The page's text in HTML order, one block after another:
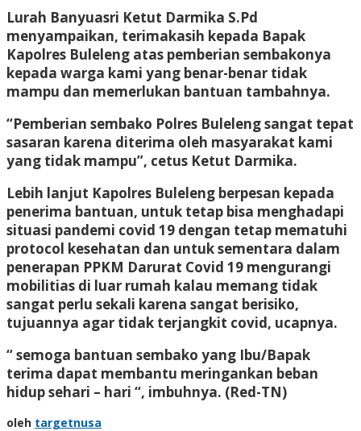
Lurah Banyuasri Ketut Darmika S.Pd
menyampaikan, terimakasih kepada Bapak
Kapolres Buleleng atas pemberian sembakonya
kepada warga kami yang benar-benar tidak
mampu dan memerlukan bantuan tambahnya.
“Pemberian sembako Polres Buleleng sangat tepat
sasaran karena diterima oleh masyarakat kami
yang tidak mampu”, cetus Ketut Darmika.
Lebih lanjut Kapolres Buleleng berpesan kepada
penerima bantuan, untuk tetap bisa menghadapi
situasi pandemi covid 19 dengan tetap mematuhi
protocol kesehatan dan untuk sementara dalam
penerapan PPKM Darurat Covid 19 mengurangi
mobilitias di luar rumah kalau memang tidak
sangat perlu sekali karena sangat berisiko,
tujuannya agar tidak terjangkit covid, ucapnya.
“ semoga bantuan sembako yang Ibu/Bapak
terima dapat membantu meringankan beban
hidup sehari – hari “, imbuhnya. (Red-TN)
oleh targetnusa